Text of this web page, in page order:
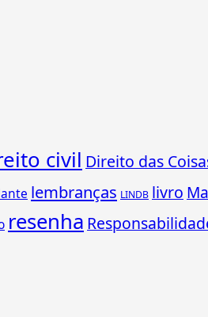
civil Direito das
lembranças LINDB livro
resenha